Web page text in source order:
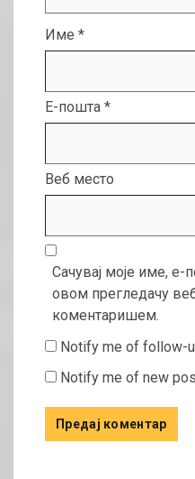
Име *
Е-пошта *
Веб место
Сачувај моје име,
овом прегледачу
коментаришем.
Notify me of follow-
Notify me of new